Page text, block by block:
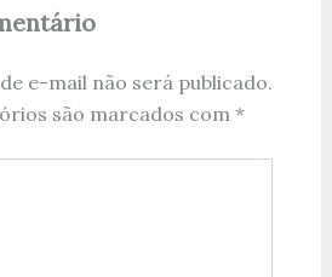
e-mail não será publicado.
são marcados com *